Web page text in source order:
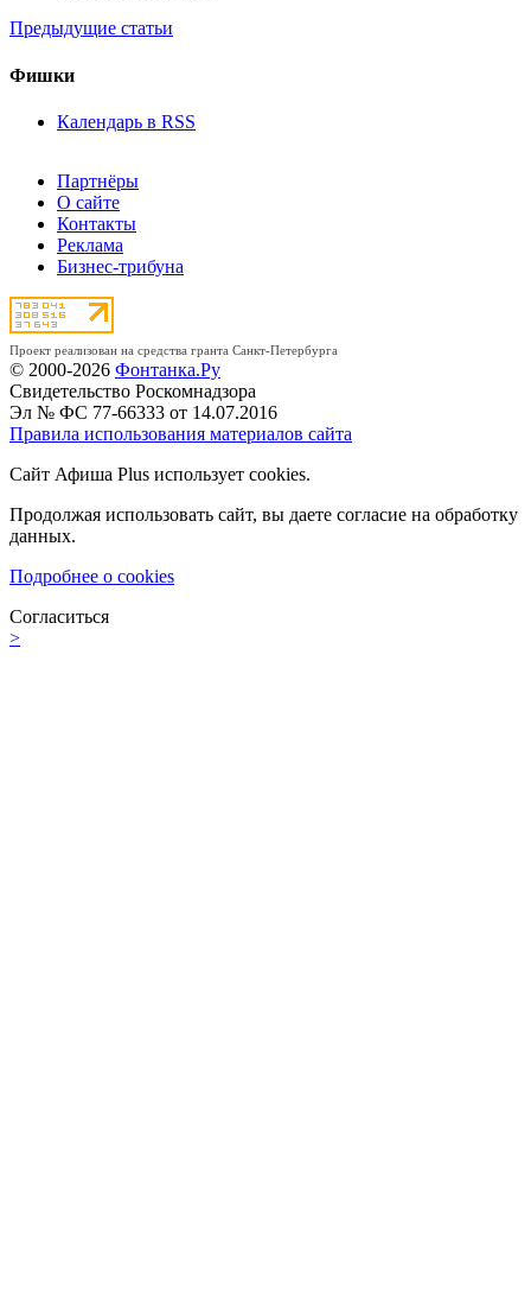
Предыдущие статьи
Фишки
Календарь в RSS
Партнёры
О сайте
Контакты
Реклама
Бизнес-трибуна
Проект реализован на средства гранта Санкт-Петербурга
© 2000-2026 Фонтанка.Ру
Свидетельство Роскомнадзора
Эл № ФС 77-66333 от 14.07.2016
Правила использования материалов сайта
Сайт Афиша Plus использует cookies.
Продолжая использовать сайт, вы даете согласие на обработку
данных.
Подробнее о cookies
Согласиться
>